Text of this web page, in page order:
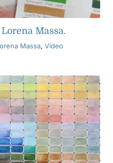
Massa.
Massa, Video